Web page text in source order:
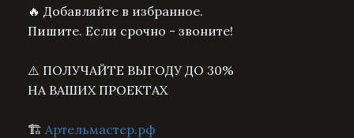
🔥 Добавляйте в избранное.
Пишите. Если срочно - звоните!
⚠️ ПОЛУЧАЙТЕ ВЫГОДУ ДО 30%
НА ВАШИХ ПРОЕКТАХ
🏗️ Артельмастер.рф